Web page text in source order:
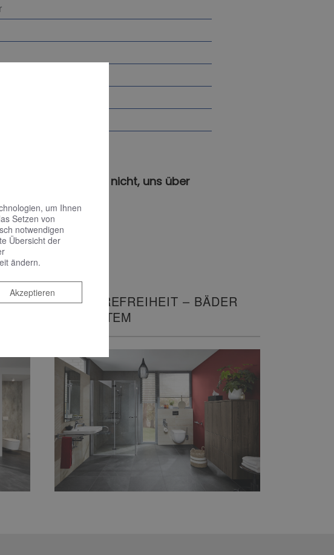
zögern Sie nicht, uns über
BARRIEREFREIHEIT – BÄDER
MIT SYSTEM
um Ihnen
Setzen von
notwendigen
Übersicht der
ändern.
Akzeptieren